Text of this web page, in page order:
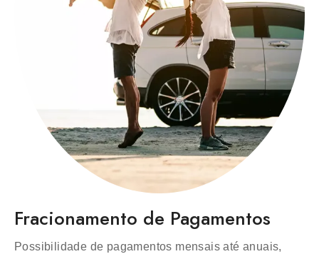
Fracionamento de Pagamentos
Possibilidade de pagamentos mensais até anuais,